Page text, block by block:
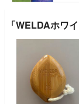
「WELDAホワ